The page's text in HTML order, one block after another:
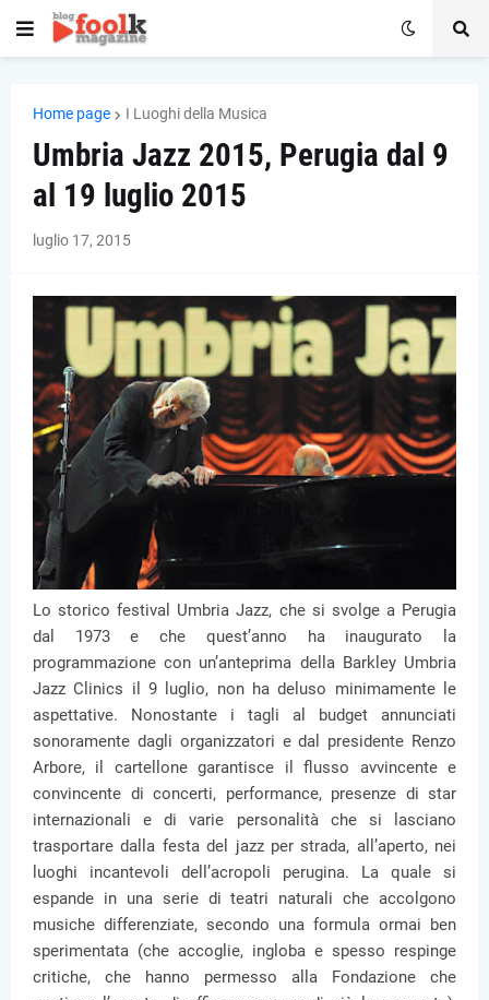
Home page I Luoghi della Musica
Umbria Jazz 2015, Perugia dal 9
al 19 luglio 2015
luglio 17, 2015
Lo storico festival Umbria Jazz, che si svolge a Perugia
dal 1973 e che quest’anno ha inaugurato la
programmazione con un’anteprima della Barkley Umbria
Jazz Clinics il 9 luglio, non ha deluso minimamente le
aspettative. Nonostante i tagli al budget annunciati
sonoramente dagli organizzatori e dal presidente Renzo
Arbore, il cartellone garantisce il flusso avvincente e
convincente di concerti, performance, presenze di star
internazionali e di varie personalità che si lasciano
trasportare dalla festa del jazz per strada, all’aperto, nei
luoghi incantevoli dell’acropoli perugina. La quale si
espande in una serie di teatri naturali che accolgono
musiche differenziate, secondo una formula ormai ben
sperimentata (che accoglie, ingloba e spesso respinge
critiche, che hanno permesso alla Fondazione che